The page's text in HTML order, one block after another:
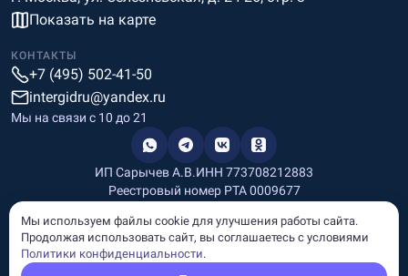
Показать на карте
КОНТАКТЫ
+7 (495) 502-41-50
intergidru@yandex.ru
Мы на связи c 10 до 21
ИП Сарычев А.В.ИНН 773708212883
Реестровый номер РТА 0009677
Информация, размещённая на сайте, носит информационный
характер и не является рекламой и публичной офертой.
Мы используем файлы cookie для улучшения работы сайта.
Продолжая использовать сайт, вы соглашаетесь с условиями
Политики конфиденциальности.